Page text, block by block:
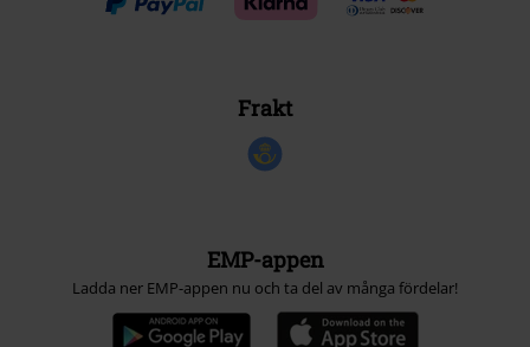
Frakt
EMP-appen
Ladda ner EMP-appen nu och ta del av många fördelar!